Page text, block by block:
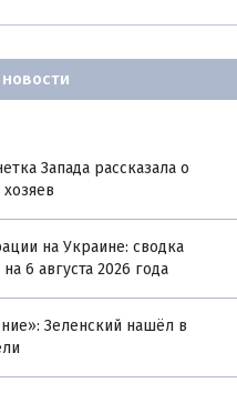
Запада рассказала о
на Украине: сводка
6 августа 2026 года
Зеленский нашёл в